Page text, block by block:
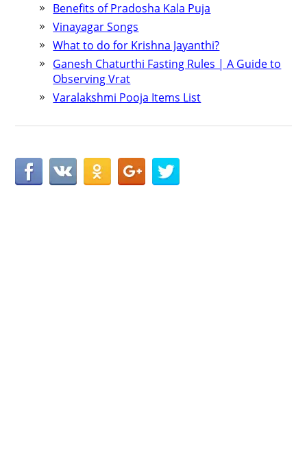
Benefits of Pradosha Kala Puja
Vinayagar Songs
What to do for Krishna Jayanthi?
Ganesh Chaturthi Fasting Rules | A Guide to
Observing Vrat
Varalakshmi Pooja Items List